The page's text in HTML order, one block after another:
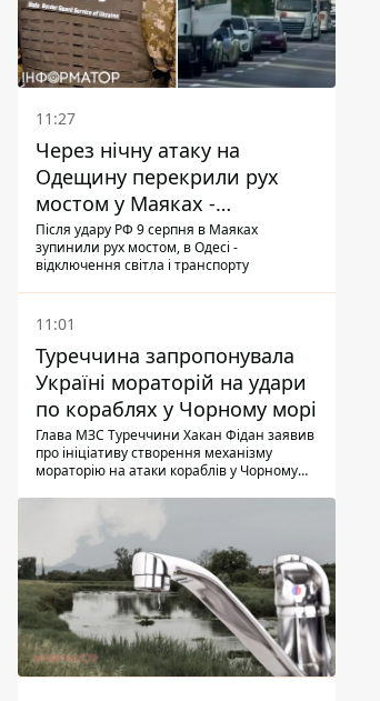
11:27
Через нічну атаку на
Одещину перекрили рух
мостом у Маяках -
подробиці від ДПСУ
Після удару РФ 9 серпня в Маяках
зупинили рух мостом, в Одесі -
відключення світла і транспорту
11:01
Туреччина запропонувала
Україні мораторій на удари
по кораблях у Чорному морі
Глава МЗС Туреччини Хакан Фідан заявив
про ініціативу створення механізму
мораторію на атаки кораблів у Чорному